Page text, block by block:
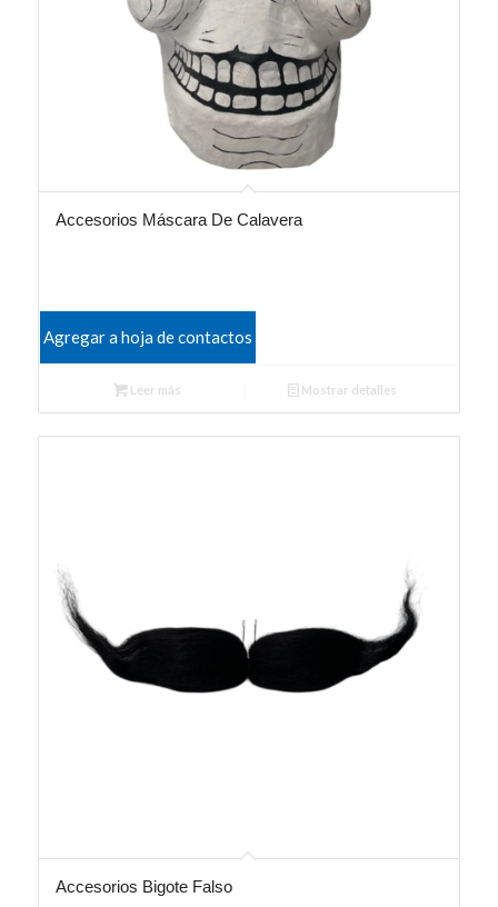
Accesorios Máscara De Calavera
Agregar a hoja de contactos
Leer más Mostrar detalles
Accesorios Bigote Falso